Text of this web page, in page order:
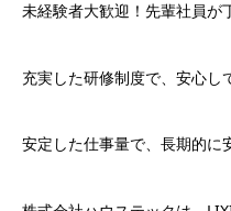
未経験者大歓迎！先輩社員が
充実した研修制度で、安心し
安定した仕事量で、長期的に